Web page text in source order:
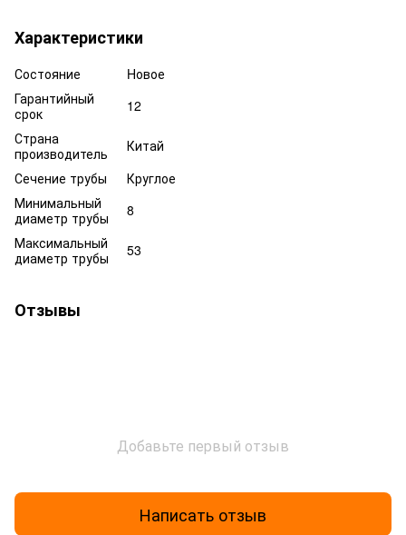
Характеристики
Состояние
Hовое
Гарантийный
срок
12
Страна
производитель
Китай
Сечение трубы
Круглое
Минимальный
диаметр трубы
8
Максимальный
диаметр трубы
53
Отзывы
Добавьте первый отзыв
Написать отзыв